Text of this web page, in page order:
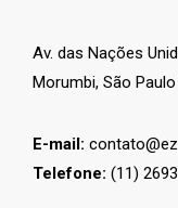
Av. das Nações
Morumbi, São
E-mail:
Telefone: (11)